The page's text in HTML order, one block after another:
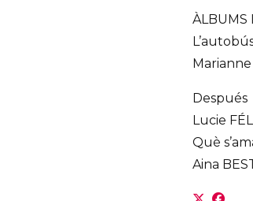
ÀLBUMS
Después
Lucie
Què
Aina